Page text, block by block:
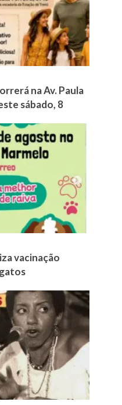
na Av. Paula
sábado, 8
vacinação